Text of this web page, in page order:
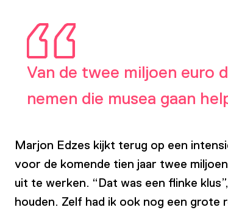
Van de twee miljoen euro
nemen die musea gaan
Marjon Edzes kijkt terug op een
voor de komende tien jaar twee
uit te werken. “Dat was een flinke
houden. Zelf had ik ook nog een grote